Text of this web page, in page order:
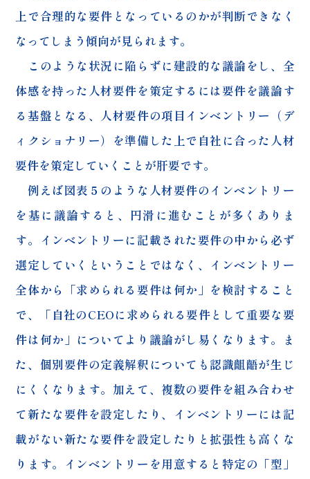
上で合理的な要件となっているのかが判断できなく
なってしまう傾向が見られます。
このような状況に陥らずに建設的な議論をし、全
体感を持った人材要件を策定するには要件を議論す
る基盤となる、人材要件の項目インベントリー（デ
ィクショナリー）を準備した上で自社に合った人材
要件を策定していくことが肝要です。
例えば図表５のような人材要件のインベントリー
を基に議論すると、円滑に進むことが多くありま
す。インベントリーに記載された要件の中から必ず
選定していくということではなく、インベントリー
全体から「求められる要件は何か」を検討すること
で、「自社のCEOに求められる要件として重要な要
件は何か」についてより議論がし易くなります。ま
た、個別要件の定義解釈についても認識齟齬が生じ
にくくなります。加えて、複数の要件を組み合わせ
て新たな要件を設定したり、インベントリーには記
載がない新たな要件を設定したりと拡張性も高くな
ります。インベントリーを用意すると特定の「型」